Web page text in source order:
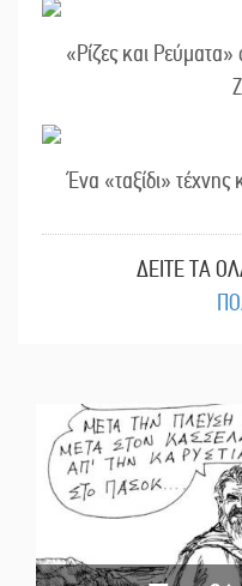
«Ρίζες και
Ένα «ταξίδι»
ΔΕΙΤΕ ΤΑ